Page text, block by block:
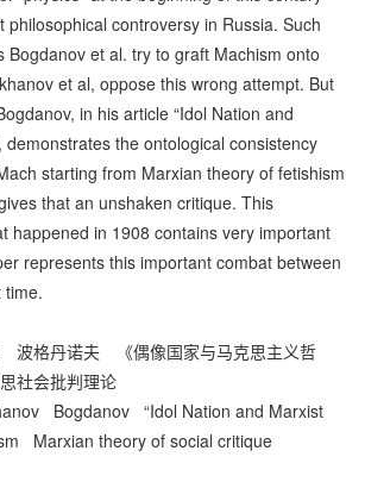
philosophical controversy in Russia. Such
Bogdanov et al. try to graft Machism onto
et al, oppose this wrong attempt. But
in his article “Idol Nation and
demonstrates the ontological consistency
starting from Marxian theory of fetishism
that an unshaken critique. This
happened in 1908 contains very important
represents this important combat between
time.
波格丹诺夫 《偶像国家与马克思主义哲
社会批判理论
Bogdanov “Idol Nation and Marxist
Marxian theory of social critique